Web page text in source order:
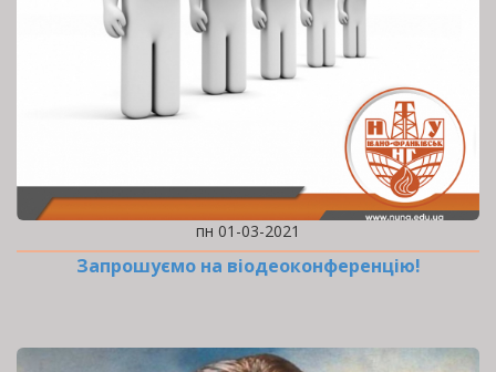
пн 01-03-2021
Запрошуємо на віодеоконференцію!